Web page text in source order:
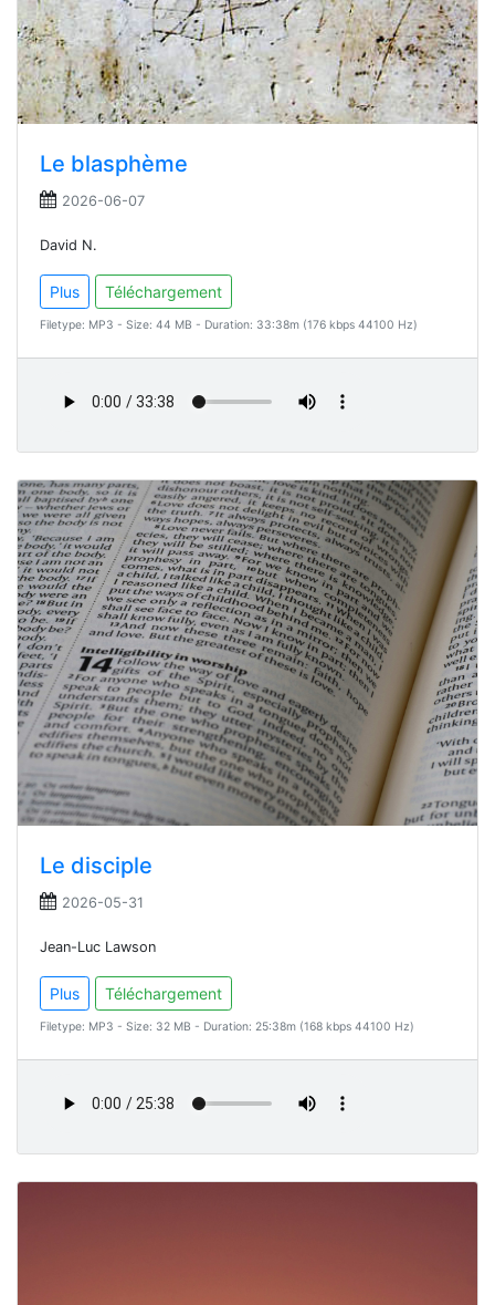
Le blasphème
2026-06-07
David N.
Plus Téléchargement
Filetype: MP3 - Size: 44 MB - Duration: 33:38m (176 kbps 44100 Hz)
Le disciple
2026-05-31
Jean-Luc Lawson
Plus Téléchargement
Filetype: MP3 - Size: 32 MB - Duration: 25:38m (168 kbps 44100 Hz)